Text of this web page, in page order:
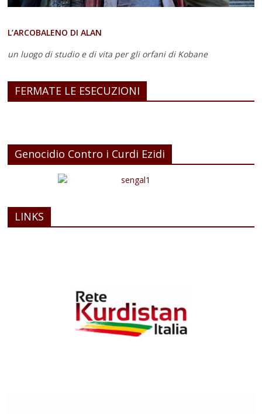
L’ARCOBALENO DI ALAN
un luogo di studio e di vita per gli orfani di Kobane
FERMATE LE ESECUZIONI
Genocidio Contro i Curdi Ezidi
LINKS